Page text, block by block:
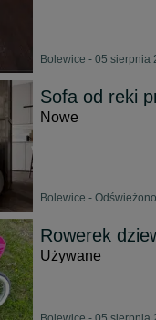
Bolewice - 05 sierpnia
Sofa od reki
Nowe
Bolewice -
Rowerek
Używane